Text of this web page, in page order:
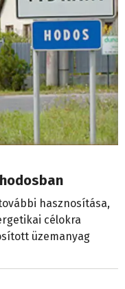
hasznosítása,
célokra
üzemanyag